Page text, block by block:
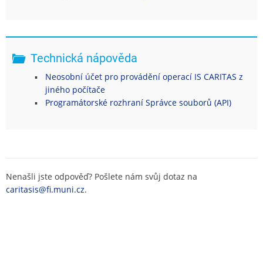
Technická nápověda
Neosobní účet pro provádění operací IS CARITAS z
jiného počítače
Programátorské rozhraní Správce souborů (API)
Nenašli jste odpověď? Pošlete nám svůj dotaz na
caritasis@fi.muni.cz.